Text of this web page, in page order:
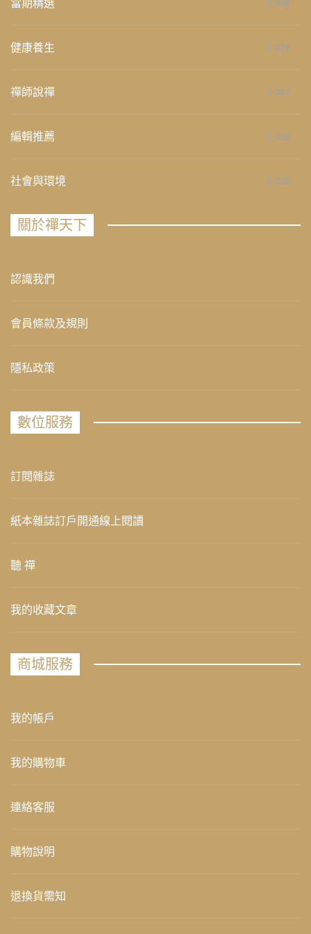
當期精選 658
健康養生 276
禪師說禪 267
編輯推薦 236
社會與環境 235
關於禪天下
認識我們
會員條款及規則
隱私政策
數位服務
訂閱雜誌
紙本雜誌訂戶開通線上閱讀
聽 禪
我的收藏文章
商城服務
我的帳戶
我的購物車
連絡客服
購物說明
退換貨需知